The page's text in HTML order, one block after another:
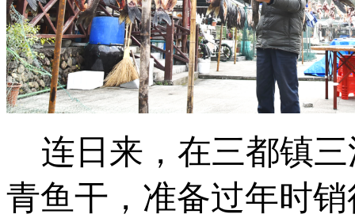
连日来，在三都镇三
青鱼干，准备过年时